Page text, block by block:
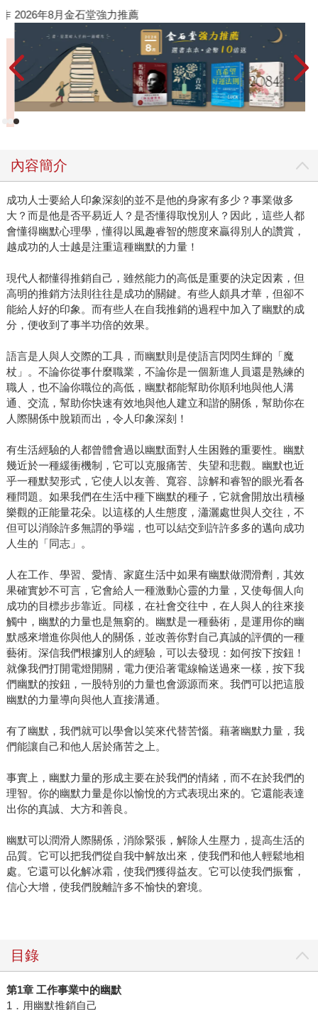
2026年8月金石堂強力推薦
內容簡介
成功人士要給人印象深刻的並不是他的身家有多少？事業做多
大？而是他是否平易近人？是否懂得取悅別人？因此，這些人都
會懂得幽默心理學，懂得以風趣睿智的態度來贏得別人的讚賞，
越成功的人士越是注重這種幽默的力量！
現代人都懂得推銷自己，雖然能力的高低是重要的決定因素，但
高明的推銷方法則往往是成功的關鍵。有些人頗具才華，但卻不
能給人好的印象。而有些人在自我推銷的過程中加入了幽默的成
分，便收到了事半功倍的效果。
語言是人與人交際的工具，而幽默則是使語言閃閃生輝的「魔
杖」。不論你從事什麼職業，不論你是一個新進人員還是熟練的
職人，也不論你職位的高低，幽默都能幫助你順利地與他人溝
通、交流，幫助你快速有效地與他人建立和諧的關係，幫助你在
人際關係中脫穎而出，令人印象深刻！
有生活經驗的人都曾體會過以幽默面對人生困難的重要性。幽默
幾近於一種緩衝機制，它可以克服痛苦、失望和悲觀。幽默也近
乎一種默契形式，它使人以友善、寬容、諒解和睿智的眼光看各
種問題。如果我們在生活中種下幽默的種子，它就會開放出積極
樂觀的正能量花朵。以這樣的人生態度，瀟灑處世與人交往，不
但可以消除許多無謂的爭端，也可以結交到許許多多的邁向成功
人生的「同志」。
人在工作、學習、愛情、家庭生活中如果有幽默做潤滑劑，其效
果確實妙不可言，它會給人一種激動心靈的力量，又使每個人向
成功的目標步步靠近。同樣，在社會交往中，在人與人的往來接
觸中，幽默的力量也是無窮的。幽默是一種藝術，是運用你的幽
默感來增進你與他人的關係，並改善你對自己真誠的評價的一種
藝術。深信我們根據別人的經驗，可以去發現：如何按下按鈕！
就像我們打開電燈開關，電力便沿著電線輸送過來一樣，按下我
們幽默的按鈕，一股特別的力量也會源源而來。我們可以把這股
幽默的力量導向與他人直接溝通。
有了幽默，我們就可以學會以笑來代替苦惱。藉著幽默力量，我
們能讓自己和他人居於痛苦之上。
事實上，幽默力量的形成主要在於我們的情緒，而不在於我們的
理智。你的幽默力量是你以愉悅的方式表現出來的。它還能表達
出你的真誠、大方和善良。
幽默可以潤滑人際關係，消除緊張，解除人生壓力，提高生活的
品質。它可以把我們從自我中解放出來，使我們和他人輕鬆地相
處。它還可以化解冰霜，使我們獲得益友。它可以使我們振奮，
信心大增，使我們脫離許多不愉快的窘境。
目錄
第1章 工作事業中的幽默
1．用幽默推銷自己